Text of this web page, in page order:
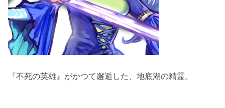
『不死の英雄』がかつて邂逅した、地底湖の精霊。